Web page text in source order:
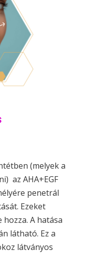
(melyek a
az AHA+EGF
penetrál
Ezeket
A hatása
látható. Ez a
látványos